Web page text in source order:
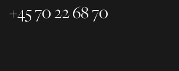
+45 70 22 68 70